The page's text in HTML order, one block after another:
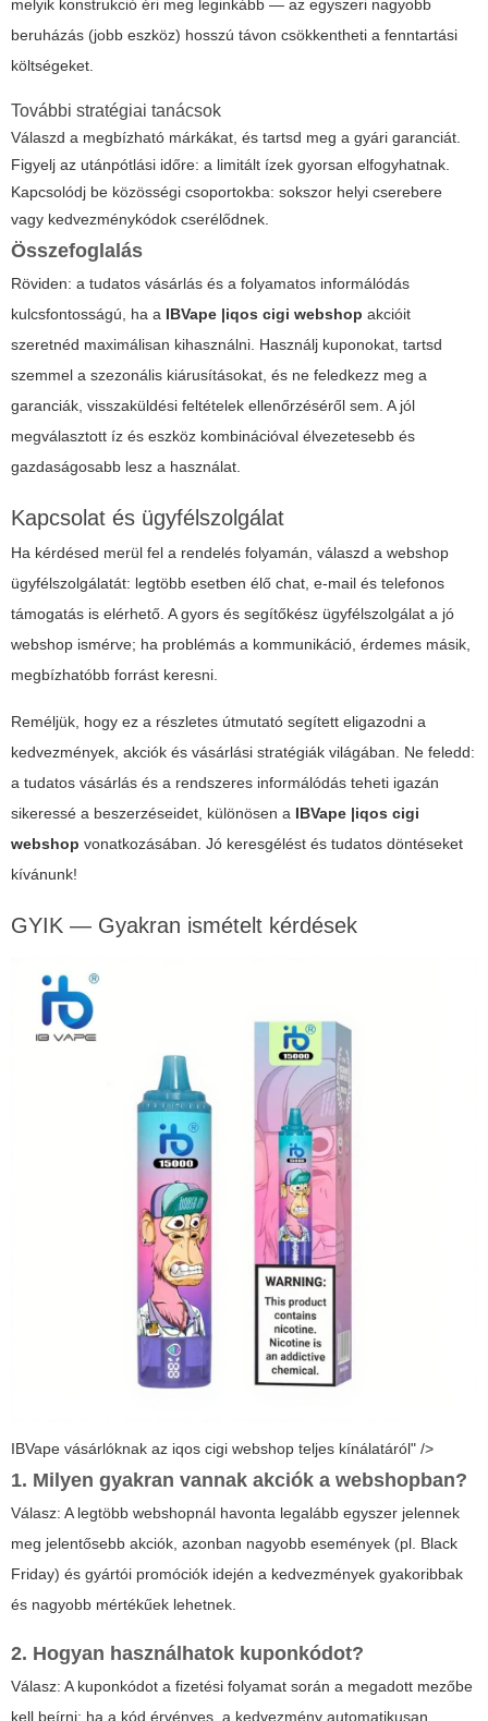
melyik konstrukció éri meg leginkább — az egyszeri nagyobb
beruházás (jobb eszköz) hosszú távon csökkentheti a fenntartási
költségeket.
További stratégiai tanácsok
Válaszd a megbízható márkákat, és tartsd meg a gyári garanciát.
Figyelj az utánpótlási időre: a limitált ízek gyorsan elfogyhatnak.
Kapcsolódj be közösségi csoportokba: sokszor helyi cserebere
vagy kedvezménykódok cserélődnek.
Összefoglalás
Röviden: a tudatos vásárlás és a folyamatos informálódás
kulcsfontosságú, ha a IBVape |iqos cigi webshop akcióit
szeretnéd maximálisan kihasználni. Használj kuponokat, tartsd
szemmel a szezonális kiárusításokat, és ne feledkezz meg a
garanciák, visszaküldési feltételek ellenőrzéséről sem. A jól
megválasztott íz és eszköz kombinációval élvezetesebb és
gazdaságosabb lesz a használat.
Kapcsolat és ügyfélszolgálat
Ha kérdésed merül fel a rendelés folyamán, válaszd a webshop
ügyfélszolgálatát: legtöbb esetben élő chat, e-mail és telefonos
támogatás is elérhető. A gyors és segítőkész ügyfélszolgálat a jó
webshop ismérve; ha problémás a kommunikáció, érdemes másik,
megbízhatóbb forrást keresni.
Reméljük, hogy ez a részletes útmutató segített eligazodni a
kedvezmények, akciók és vásárlási stratégiák világában. Ne feledd:
a tudatos vásárlás és a rendszeres informálódás teheti igazán
sikeressé a beszerzéseidet, különösen a IBVape |iqos cigi
webshop vonatkozásában. Jó keresgélést és tudatos döntéseket
kívánunk!
GYIK — Gyakran ismételt kérdések
IBVape vásárlóknak az iqos cigi webshop teljes kínálatáról" />
1. Milyen gyakran vannak akciók a webshopban?
Válasz: A legtöbb webshopnál havonta legalább egyszer jelennek
meg jelentősebb akciók, azonban nagyobb események (pl. Black
Friday) és gyártói promóciók idején a kedvezmények gyakoribbak
és nagyobb mértékűek lehetnek.
2. Hogyan használhatok kuponkódot?
Válasz: A kuponkódot a fizetési folyamat során a megadott mezőbe
kell beírni; ha a kód érvényes, a kedvezmény automatikusan